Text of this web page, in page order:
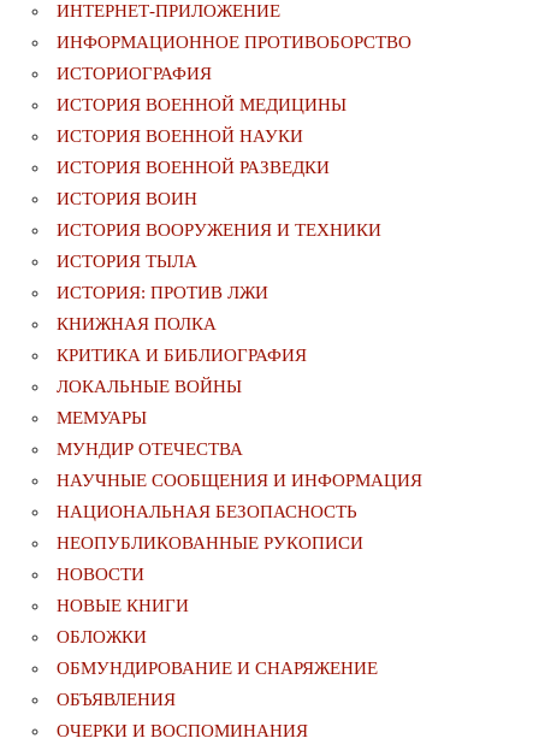
ИНТЕРНЕТ-ПРИЛОЖЕНИЕ
ИНФОРМАЦИОННОЕ ПРОТИВОБОРСТВО
ИСТОРИОГРАФИЯ
ИСТОРИЯ ВОЕННОЙ МЕДИЦИНЫ
ИСТОРИЯ ВОЕННОЙ НАУКИ
ИСТОРИЯ ВОЕННОЙ РАЗВЕДКИ
ИСТОРИЯ ВОИН
ИСТОРИЯ ВООРУЖЕНИЯ И ТЕХНИКИ
ИСТОРИЯ ТЫЛА
ИСТОРИЯ: ПРОТИВ ЛЖИ
КНИЖНАЯ ПОЛКА
КРИТИКА И БИБЛИОГРАФИЯ
ЛОКАЛЬНЫЕ ВОЙНЫ
МЕМУАРЫ
МУНДИР ОТЕЧЕСТВА
НАУЧНЫЕ СООБЩЕНИЯ И ИНФОРМАЦИЯ
НАЦИОНАЛЬНАЯ БЕЗОПАСНОСТЬ
НЕОПУБЛИКОВАННЫЕ РУКОПИСИ
НОВОСТИ
НОВЫЕ КНИГИ
ОБЛОЖКИ
ОБМУНДИРОВАНИЕ И СНАРЯЖЕНИЕ
ОБЪЯВЛЕНИЯ
ОЧЕРКИ И ВОСПОМИНАНИЯ